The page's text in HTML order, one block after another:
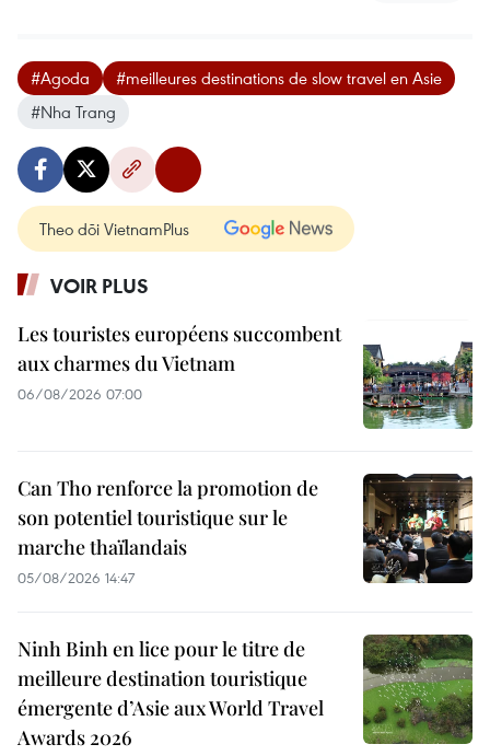
#Agoda
#meilleures destinations de slow travel en Asie
#Nha Trang
Theo dõi VietnamPlus
VOIR PLUS
Les touristes européens succombent
aux charmes du Vietnam
06/08/2026 07:00
Can Tho renforce la promotion de
son potentiel touristique sur le
marche thaïlandais
05/08/2026 14:47
Ninh Binh en lice pour le titre de
meilleure destination touristique
émergente d’Asie aux World Travel
Awards 2026